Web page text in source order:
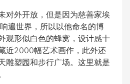
对外开放，但是因为慈善家埃
遍世界，所以以他命名的博
观形似白色的蜂窝，设计感十
近2000幅艺术画作，此外还
雕塑园和步行广场。这里就是